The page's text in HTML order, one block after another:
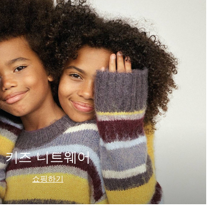
키즈 니트웨어
쇼핑하기